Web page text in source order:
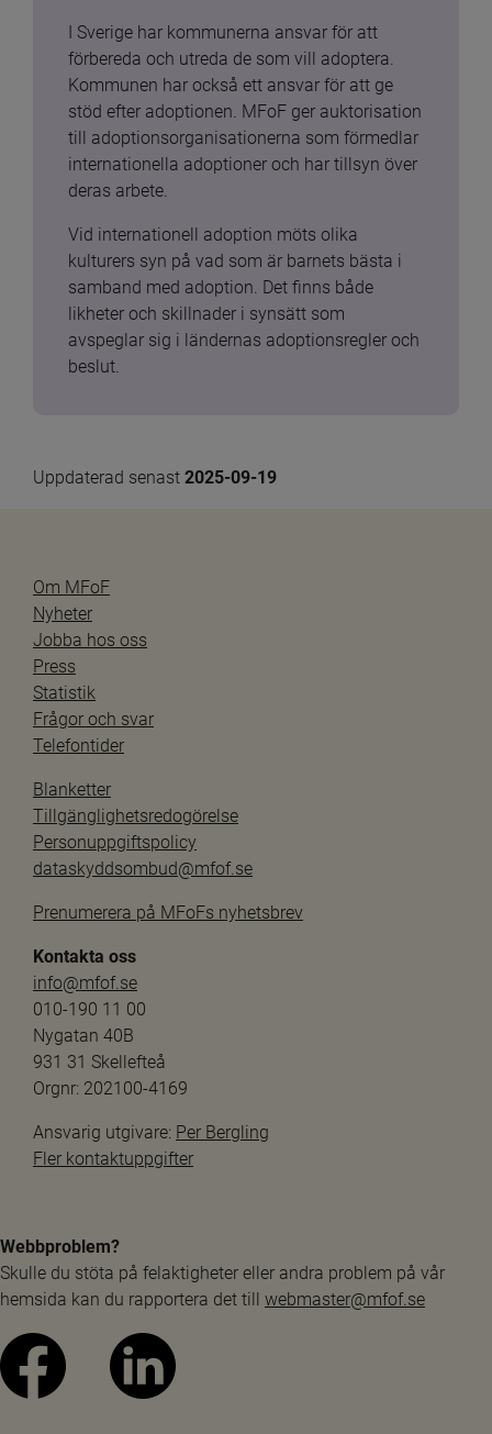
I Sverige har kommunerna ansvar för att
förbereda och utreda de som vill adoptera.
Kommunen har också ett ansvar för att ge
stöd efter adoptionen. MFoF ger auktorisation
till adoptionsorganisationerna som förmedlar
internationella adoptioner och har tillsyn över
deras arbete.
Vid internationell adoption möts olika
kulturers syn på vad som är barnets bästa i
samband med adoption. Det finns både
likheter och skillnader i synsätt som
avspeglar sig i ländernas adoptionsregler och
beslut.
Uppdaterad senast 2025-09-19
Om MFoF
Nyheter
Jobba hos oss
Press
Statistik
Frågor och svar
Telefontider
Blanketter
Tillgänglighetsredogörelse
Personuppgiftspolicy
dataskyddsombud@mfof.se
Prenumerera på MFoFs nyhetsbrev
Kontakta oss
info@mfof.se
010-190 11 00
Nygatan 40B
931 31 Skellefteå
Orgnr: 202100-4169
Ansvarig utgivare: Per Bergling
Fler kontaktuppgifter
Webbproblem?
Skulle du stöta på felaktigheter eller andra problem på vår
hemsida kan du rapportera det till webmaster@mfof.se